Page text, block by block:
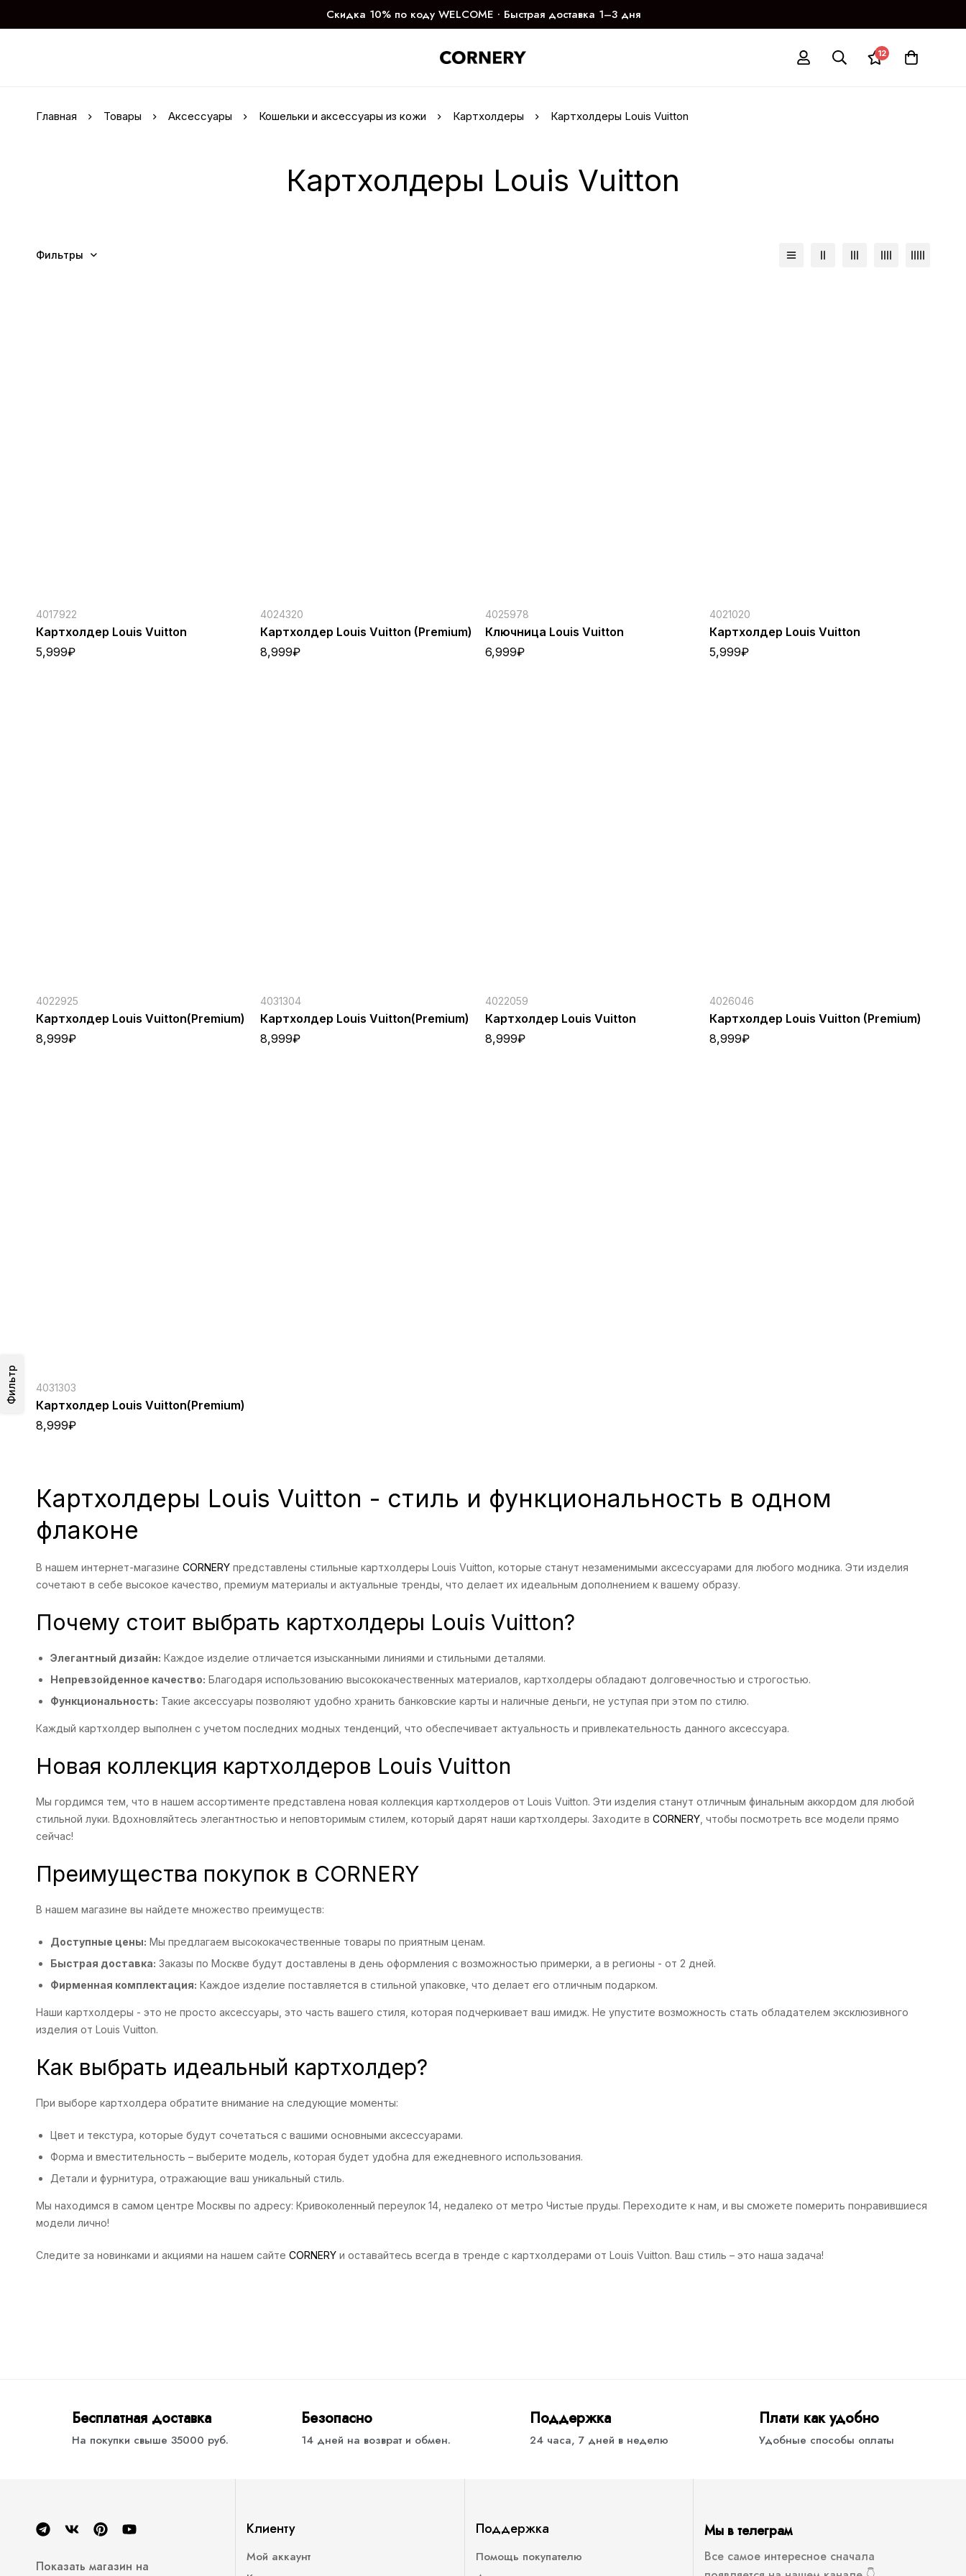
Скидка 10% по коду WELCOME ∙ Быстрая доставка 1–3 дня
12
Главная Товары Аксессуары Кошельки и аксессуары из кожи Картхолдеры Картхолдеры Louis Vuitton
Картхолдеры Louis Vuitton
Фильтр
Фильтры
4017922
Картхолдер Louis Vuitton
5,999₽
4024320
Картхолдер Louis Vuitton (Premium)
8,999₽
4025978
Ключница Louis Vuitton
6,999₽
4021020
Картхолдер Louis Vuitton
5,999₽
4022925
Картхолдер Louis Vuitton(Premium)
8,999₽
4031304
Картхолдер Louis Vuitton(Premium)
8,999₽
4022059
Картхолдер Louis Vuitton
8,999₽
4026046
Картхолдер Louis Vuitton (Premium)
8,999₽
4031303
Картхолдер Louis Vuitton(Premium)
8,999₽
Картхолдеры Louis Vuitton - стиль и функциональность в одном
флаконе
В нашем интернет-магазине CORNERY представлены стильные картхолдеры Louis Vuitton, которые станут незаменимыми аксессуарами для любого модника. Эти изделия
сочетают в себе высокое качество, премиум материалы и актуальные тренды, что делает их идеальным дополнением к вашему образу.
Почему стоит выбрать картхолдеры Louis Vuitton?
Элегантный дизайн: Каждое изделие отличается изысканными линиями и стильными деталями.
Непревзойденное качество: Благодаря использованию высококачественных материалов, картхолдеры обладают долговечностью и строгостью.
Функциональность: Такие аксессуары позволяют удобно хранить банковские карты и наличные деньги, не уступая при этом по стилю.
Каждый картхолдер выполнен с учетом последних модных тенденций, что обеспечивает актуальность и привлекательность данного аксессуара.
Новая коллекция картхолдеров Louis Vuitton
Мы гордимся тем, что в нашем ассортименте представлена новая коллекция картхолдеров от Louis Vuitton. Эти изделия станут отличным финальным аккордом для любой
стильной луки. Вдохновляйтесь элегантностью и неповторимым стилем, который дарят наши картхолдеры. Заходите в CORNERY, чтобы посмотреть все модели прямо
сейчас!
Преимущества покупок в CORNERY
В нашем магазине вы найдете множество преимуществ:
Доступные цены: Мы предлагаем высококачественные товары по приятным ценам.
Быстрая доставка: Заказы по Москве будут доставлены в день оформления с возможностью примерки, а в регионы - от 2 дней.
Фирменная комплектация: Каждое изделие поставляется в стильной упаковке, что делает его отличным подарком.
Наши картхолдеры - это не просто аксессуары, это часть вашего стиля, которая подчеркивает ваш имидж. Не упустите возможность стать обладателем эксклюзивного
изделия от Louis Vuitton.
Как выбрать идеальный картхолдер?
При выборе картхолдера обратите внимание на следующие моменты:
Цвет и текстура, которые будут сочетаться с вашими основными аксессуарами.
Форма и вместительность – выберите модель, которая будет удобна для ежедневного использования.
Детали и фурнитура, отражающие ваш уникальный стиль.
Мы находимся в самом центре Москвы по адресу: Кривоколенный переулок 14, недалеко от метро Чистые пруды. Переходите к нам, и вы сможете померить понравившиеся
модели лично!
Следите за новинками и акциями на нашем сайте CORNERY и оставайтесь всегда в тренде с картхолдерами от Louis Vuitton. Ваш стиль – это наша задача!
Бесплатная доставка
На покупки свыше 35000 руб.
Безопасно
14 дней на возврат и обмен.
Поддержка
24 часа, 7 дней в неделю
Плати как удобно
Удобные способы оплаты
Показать магазин на
Клиенту
Мой аккаунт
Поддержка
Помощь покупателю
Мы в телеграм
Все самое интересное сначала